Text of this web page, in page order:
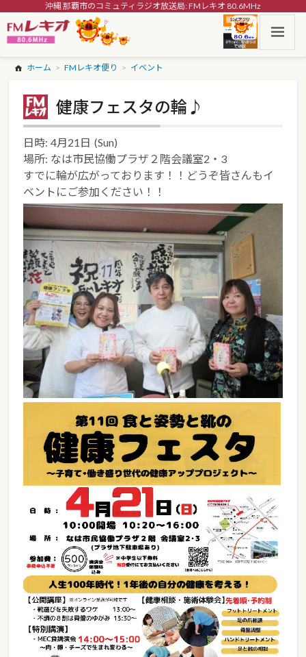
沖縄 那覇市のコミュティラジオ放送局: FMレキオ 80.6MHz
ホーム FMレキオ便り イベント
健康フェスタの輪♪
日時: 4月21日 (Sun)
場所: なは市民協働プラザ２階会議室2・3
すでに輪が広がっております！！どうぞ皆さんもイ
ベントにご参加ください！！